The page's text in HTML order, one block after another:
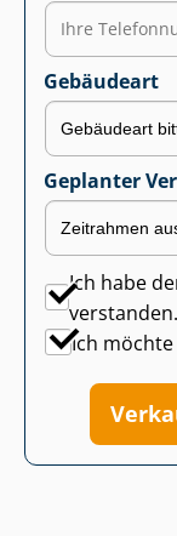
Gebäudeart
Geplanter
Ich habe
verstanden.
Ich